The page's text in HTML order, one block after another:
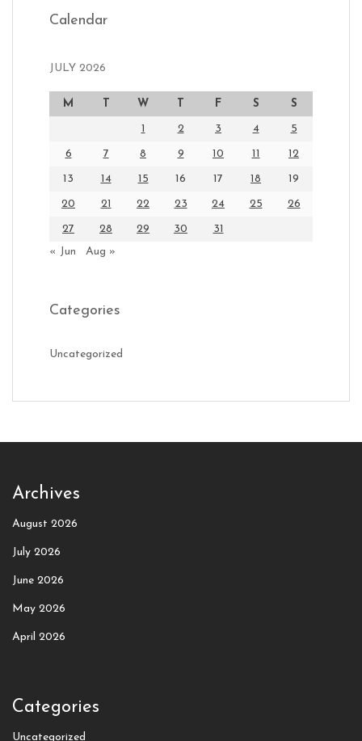
Calendar
JULY 2026
M T W T F S S
1 2 3 4 5
6 7 8 9 10 11 12
13 14 15 16 17 18 19
20 21 22 23 24 25 26
27 28 29 30
31
« Jun
Aug »
Categories
Uncategorized
Archives
August 2026
July 2026
June 2026
May 2026
April 2026
Categories
Uncategorized